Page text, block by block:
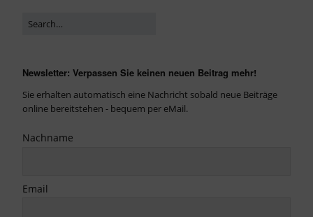
Newsletter: Verpassen Sie keinen neuen Beitrag mehr!
Sie erhalten automatisch eine Nachricht sobald neue Beiträge
online bereitstehen - bequem per eMail.
Nachname
Email